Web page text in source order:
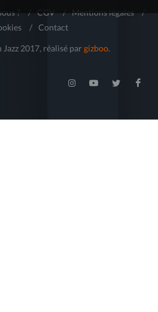
? / CGV / Mentions légales
/
/ Contact
2017, réalisé par gizboo.